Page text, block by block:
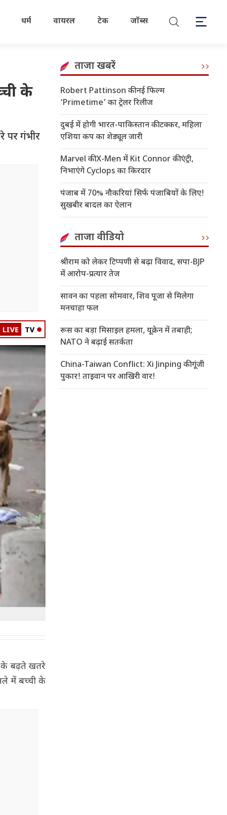
धर्म वायरल टेक जॉब्स
के
पर गंभीर
LIVE TV
के बढ़ते खतरे
में बच्ची के
ताजा खबरें
Robert Pattinson की नई फिल्म
‘Primetime’ का ट्रेलर रिलीज
दुबई में होगी भारत-पाकिस्तान की टक्कर, महिला
एशिया कप का शेड्यूल जारी
Marvel की X-Men में Kit Connor की एंट्री,
निभाएंगे Cyclops का किरदार
पंजाब में 70% नौकरियां सिर्फ पंजाबियों के लिए!
सुखबीर बादल का ऐलान
ताजा वीडियो
श्रीराम को लेकर टिप्पणी से बढ़ा विवाद, सपा-BJP
में आरोप-प्रत्यार तेज
सावन का पहला सोमवार, शिव पूजा से मिलेगा
मनचाहा फल
रूस का बड़ा मिसाइल हमला, यूक्रेन में तबाही;
NATO ने बढ़ाई सतर्कता
China-Taiwan Conflict: Xi Jinping की गूंजी
पुकार! ताइवान पर आखिरी वार!